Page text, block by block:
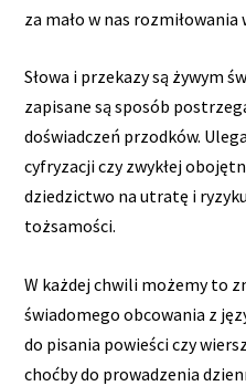
za mało w nas
Słowa i przekazy są żywym
zapisane są sposób
doświadczeń przodków.
cyfryzacji czy zwykłej
dziedzictwo na utratę i
tożsamości.
W każdej chwili możemy to
świadomego obcowania z
do pisania powieści czy
choćby do prowadzenia